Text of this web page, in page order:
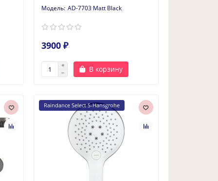
AD-7703 Matt Black
3900 ₽
В корзину
Raindance Select S-Hansgrohe